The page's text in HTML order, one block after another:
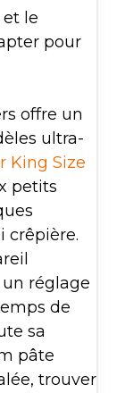
le
pour
offre un
ultra-
King Size
petits
crêpière.
réglage
de
sa
pâte
trouver